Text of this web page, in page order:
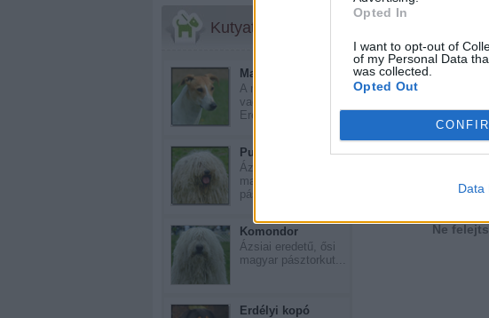
Opted In
I want to opt-out of
of my Personal Data
was collected.
Opted Out
Data
Kutyatár
Magyar agár
A magyar agár ősi
vadászkutya.
Eredet...
Puli
Ázsiai eredetű
magyar terelő
pásztork...
Komondor
Ázsiai eredetű, ősi
magyar pásztorkut...
Erdélyi kopó
Még több Galéria
Ne